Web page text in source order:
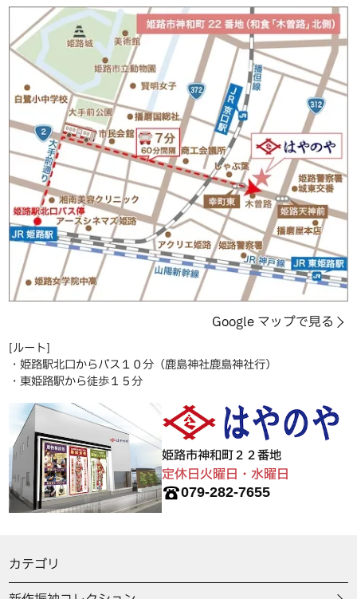
Google マップで見る
[ルート]
・姫路駅北口からバス１０分（鹿島神社鹿島神社行）
・東姫路駅から徒歩１５分
姫路市神和町２２番地
定休日火曜日・水曜日
079-282-7655
カテゴリ